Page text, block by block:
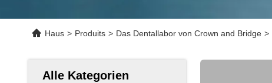
Haus > Produits > Das Dentallabor von Crown and Bridge >
Alle Kategorien